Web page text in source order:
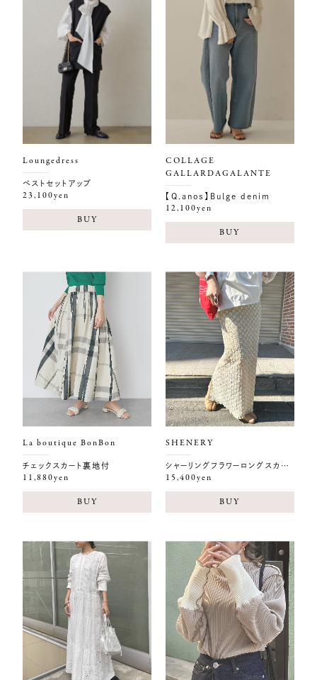
Loungedress
ベストセットアップ
23,100yen
BUY
COLLAGE
GALLARDAGALANTE
【Q.anos】Bulge denim
12,100yen
BUY
La boutique BonBon
チェックスカート裏地付
11,880yen
BUY
SHENERY
シャーリングフラワーロングスカート
15,400yen
BUY